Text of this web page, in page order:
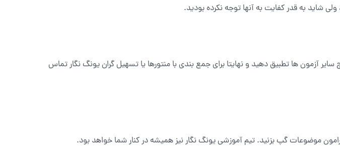
شاید به قدر کفایت به آنها توجه نکرده بودید.
آزمون ها تطبیق دهید و نهایتا برای جمع بندی با منتورها یا تسهیل گران یونگ نگار تماس
موضوعات گپ بزنید. تیم آموزشی یونگ نگار نیز همیشه در کنار شما خواهد بود.